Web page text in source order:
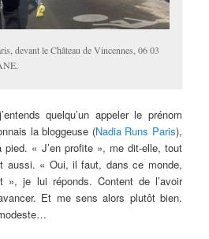
devant le Château de Vincennes, 06 03
quelqu’un appeler le prénom
la bloggeuse (Nadia Runs Paris),
« J’en profite », me dit-elle, tout
aussi. « Oui, il faut, dans ce monde,
», je lui réponds. Content de l’avoir
Et me sens alors plutôt bien.